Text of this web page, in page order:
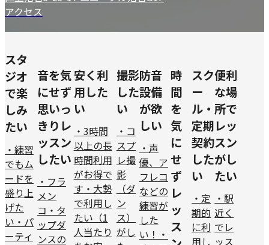
アクセス
スタ
ジオ
で楽
しみ
たい
・練習
でもム
ードを
盛り上
げた
い ・パ
ーティ
音を気
にせず
思いっ
きりレ
ッスン
したい
・フラ
メン
コ・タ
ップダ
ンスの
安く利
用した
い
・3時間
以上の長
時間利用
がお得で
す ・大勢
で利用し
たい（1
人当たり
撮影
した
い
・コ
スプ
レ撮
影
（ダ
ン
ス）
がし
防音
設備
が欲
しい
・声
優、ア
フレコ
などの
練習が
した
い！ ・
時
間
を
気
に
せ
ず
レ
ッ
ス
スク
ー
ル・
定期
契約
した
い
・定
期的
に利
用し
便利
な場
所で
レッ
スン
がし
たい
・駅
近く
でレ
ッス